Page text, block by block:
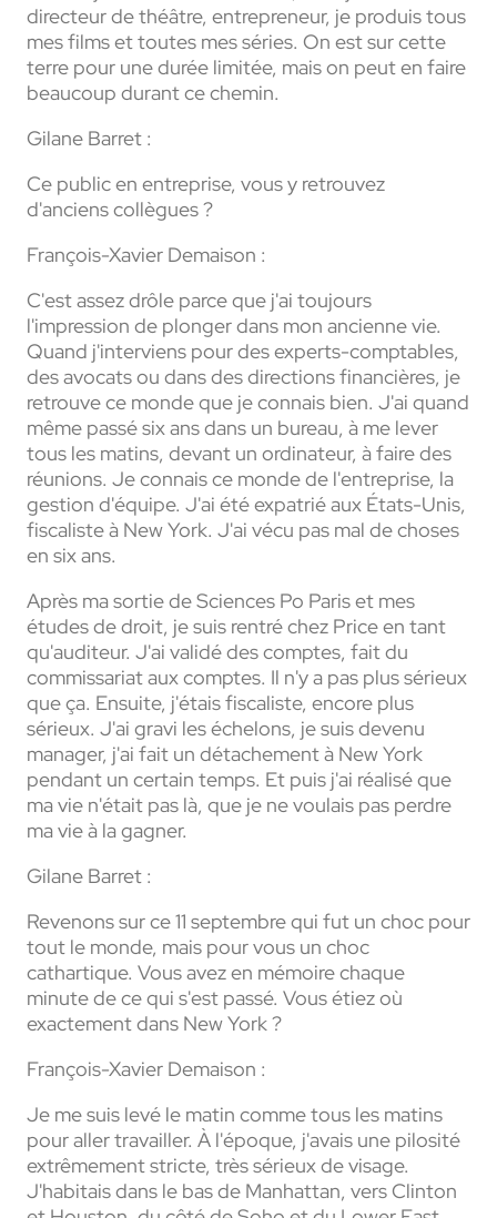
directeur de théâtre, entrepreneur, je produis tous
mes films et toutes mes séries. On est sur cette
terre pour une durée limitée, mais on peut en faire
beaucoup durant ce chemin.
Gilane Barret :
Ce public en entreprise, vous y retrouvez
d'anciens collègues ?
François-Xavier Demaison :
C'est assez drôle parce que j'ai toujours
l'impression de plonger dans mon ancienne vie.
Quand j'interviens pour des experts-comptables,
des avocats ou dans des directions financières, je
retrouve ce monde que je connais bien. J'ai quand
même passé six ans dans un bureau, à me lever
tous les matins, devant un ordinateur, à faire des
réunions. Je connais ce monde de l'entreprise, la
gestion d'équipe. J'ai été expatrié aux États-Unis,
fiscaliste à New York. J'ai vécu pas mal de choses
en six ans.
Après ma sortie de Sciences Po Paris et mes
études de droit, je suis rentré chez Price en tant
qu'auditeur. J'ai validé des comptes, fait du
commissariat aux comptes. Il n'y a pas plus sérieux
que ça. Ensuite, j'étais fiscaliste, encore plus
sérieux. J'ai gravi les échelons, je suis devenu
manager, j'ai fait un détachement à New York
pendant un certain temps. Et puis j'ai réalisé que
ma vie n'était pas là, que je ne voulais pas perdre
ma vie à la gagner.
Gilane Barret :
Revenons sur ce 11 septembre qui fut un choc pour
tout le monde, mais pour vous un choc
cathartique. Vous avez en mémoire chaque
minute de ce qui s'est passé. Vous étiez où
exactement dans New York ?
François-Xavier Demaison :
Je me suis levé le matin comme tous les matins
pour aller travailler. À l'époque, j'avais une pilosité
extrêmement stricte, très sérieux de visage.
J'habitais dans le bas de Manhattan, vers Clinton